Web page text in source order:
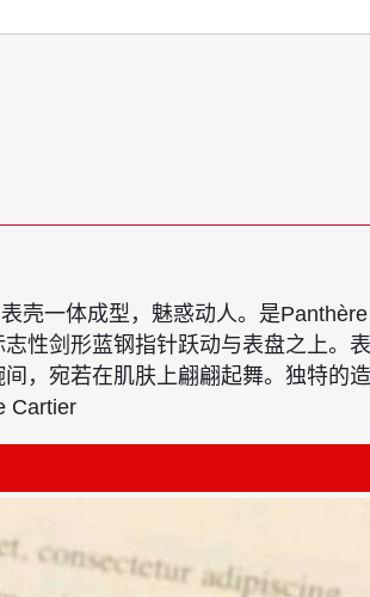
壳一体成型，魅惑动人。是
性剑形蓝钢指针跃动与表盘之上。
，宛若在肌肤上翩翩起舞。独特的
Cartier